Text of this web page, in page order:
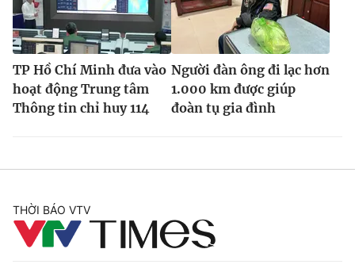
TP Hồ Chí Minh đưa vào
hoạt động Trung tâm
Thông tin chỉ huy 114
Người đàn ông đi lạc hơn
1.000 km được giúp
đoàn tụ gia đình
THỜI BÁO VTV